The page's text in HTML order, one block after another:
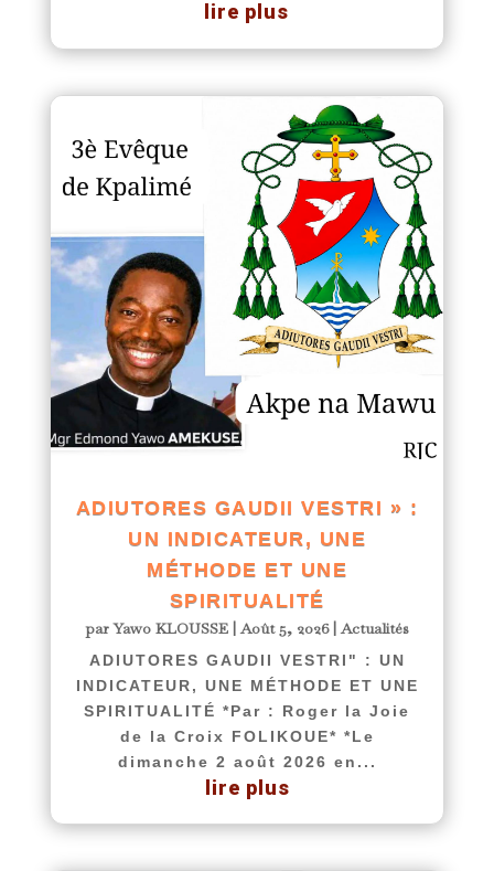
lire plus
ADIUTORES GAUDII VESTRI » :
UN INDICATEUR, UNE
MÉTHODE ET UNE
SPIRITUALITÉ
parYawo KLOUSSE|Août 5, 2026|Actualités
ADIUTORES GAUDII VESTRI" : UN
INDICATEUR, UNE MÉTHODE ET UNE
SPIRITUALITÉ *Par : Roger la Joie
de la Croix FOLIKOUE* *Le
dimanche 2 août 2026 en...
lire plus